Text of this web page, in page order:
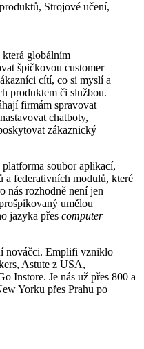
Strojové učení,
globálním
špičkovou customer
cítí, co si myslí a
produktem či službou.
firmám spravovat
chatboty,
zákaznický
platforma soubor aplikací,
a federativních modulů, které
nás rozhodně není jen
umělou
jazyka přes computer
nováčci. Emplifi vzniklo
Astute z USA,
Instore. Je nás už přes 800 a
Yorku přes Prahu po